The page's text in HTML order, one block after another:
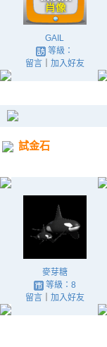
GAIL
等級：
留言｜ 加入好友
試金石
麥芽糖
等級：8
留言｜ 加入好友